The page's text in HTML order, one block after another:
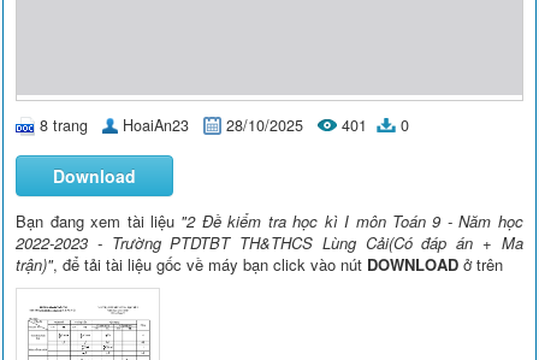
8 trang HoaiAn23 28/10/2025 401 0
Download
Bạn đang xem tài liệu "2 Đề kiểm tra học kì I môn Toán 9 - Năm học
2022-2023 - Trường PTDTBT TH&THCS Lùng Cải(Có đáp án + Ma
trận)", để tải tài liệu gốc về máy bạn click vào nút DOWNLOAD ở trên